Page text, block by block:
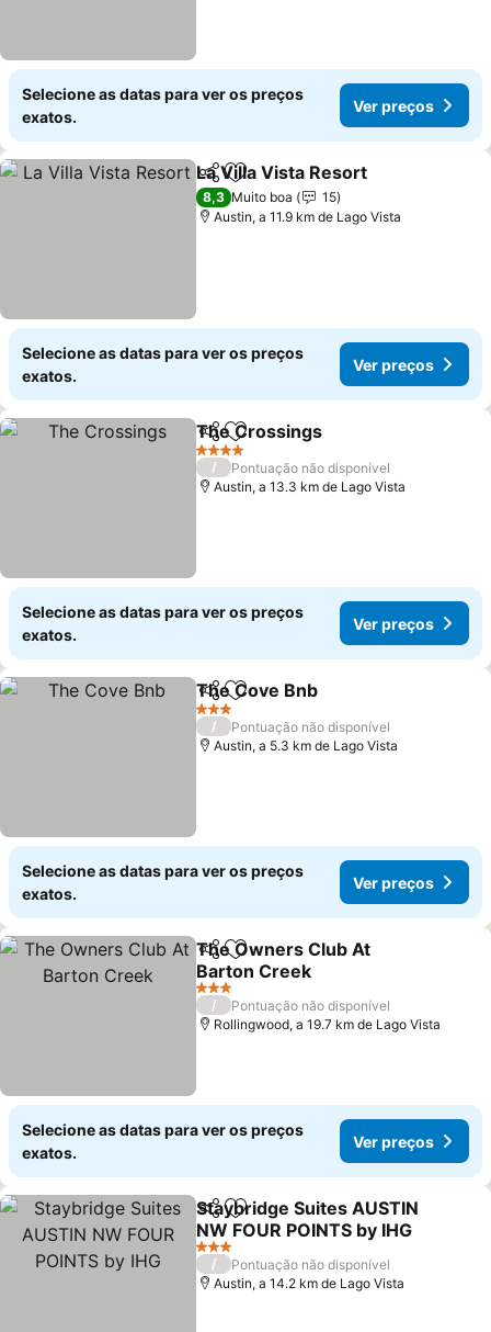
Selecione as datas para ver os preços
exatos.
Ver preços
PartilharAdicionar aos favoritos
La Villa Vista Resort
8,3 Muito boa
15
Austin, a 11.9 km de Lago Vista
Selecione as datas para ver os preços
exatos.
Ver preços
PartilharAdicionar aos favoritos
The Crossings
4 Estrelas
/
Pontuação não disponível
Austin, a 13.3 km de Lago Vista
Selecione as datas para ver os preços
exatos.
Ver preços
PartilharAdicionar aos favoritos
The Cove Bnb
3 Estrelas
/
Pontuação não disponível
Austin, a 5.3 km de Lago Vista
Selecione as datas para ver os preços
exatos.
Ver preços
PartilharAdicionar aos favoritos
The Owners Club At
Barton Creek
Ver preços
3 Estrelas
/
Pontuação não disponível
Rollingwood, a 19.7 km de Lago Vista
Selecione as datas para ver os preços
exatos.
Ver preços
PartilharAdicionar aos favoritos
Staybridge Suites AUSTIN
NW FOUR POINTS by IHG
Ver preços
3 Estrelas
/
Pontuação não disponível
Austin, a 14.2 km de Lago Vista